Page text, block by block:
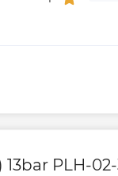
PLH-02-